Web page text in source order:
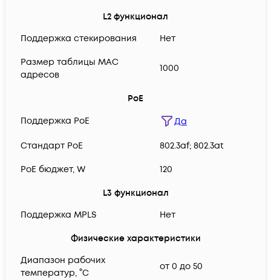
L2 функционал
Поддержка стекирования
Нет
Размер таблицы MAC
адресов
1000
PoE
Поддержка PoE
Да
Cтандарт PoE 802.3af; 802.3at
PoE бюджет, W 120
L3 функционал
Поддержка MPLS
Нет
Физические характеристики
Диапазон рабочих
температур, °C
от 0 до 50